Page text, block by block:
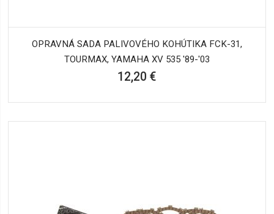
OPRAVNÁ SADA PALIVOVÉHO KOHÚTIKA FCK-31,
TOURMAX, YAMAHA XV 535 '89-'03
12,20 €